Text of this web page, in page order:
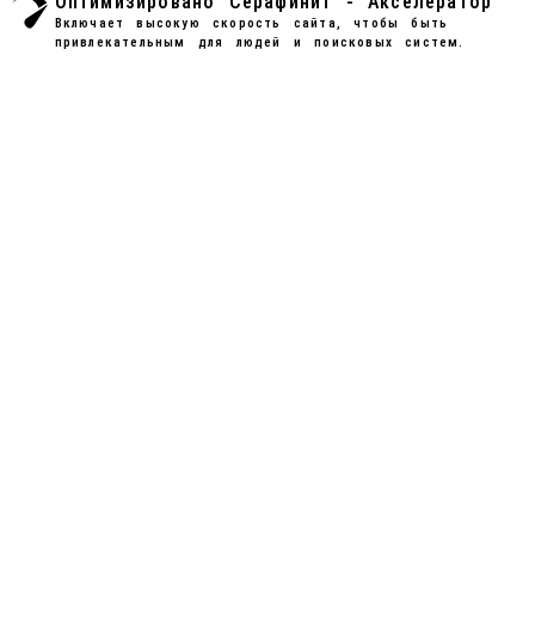
Включает высокую скорость сайта, чтобы быть
привлекательным для людей и поисковых систем.